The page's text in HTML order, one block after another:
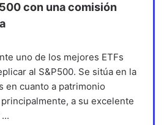
con una comisión
uno de los mejores ETFs
al S&P500. Se sitúa en la
en cuanto a patrimonio
a su excelente